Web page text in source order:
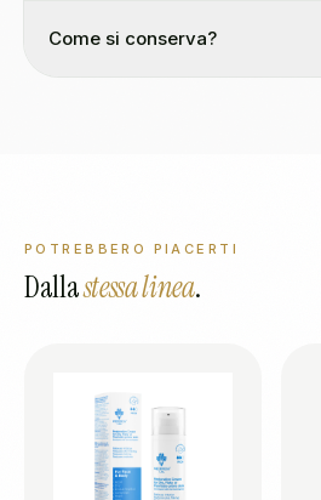
Come si conserva?
POTREBBERO PIACERTI
Dallastessa linea.